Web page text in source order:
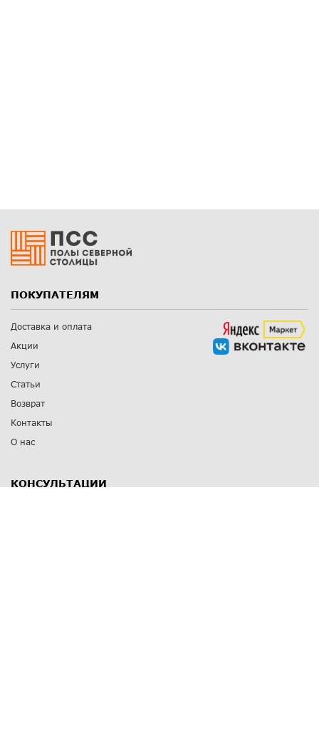
ПОКУПАТЕЛЯМ
Доставка и оплата
Акции
Услуги
Статьи
Возврат
Контакты
О нас
КОНСУЛЬТАЦИИ